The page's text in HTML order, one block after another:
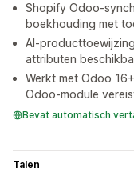
Shopify Odoo-
boekhouding met
AI-
attributen
Werkt met Odoo
Odoo-module
Bevat automatisch
Talen